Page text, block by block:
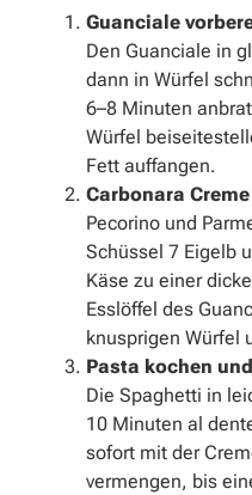
Guanciale
Den Guanciale in
dann in Würfel
6–8 Minuten
Würfel
Fett auffangen.
Carbonara
Pecorino und
Schüssel 7 Eigelb
Käse zu einer
Esslöffel des
knusprigen Würfel
Pasta kochen
Die Spaghetti in
10 Minuten al
sofort mit der
vermengen, bis